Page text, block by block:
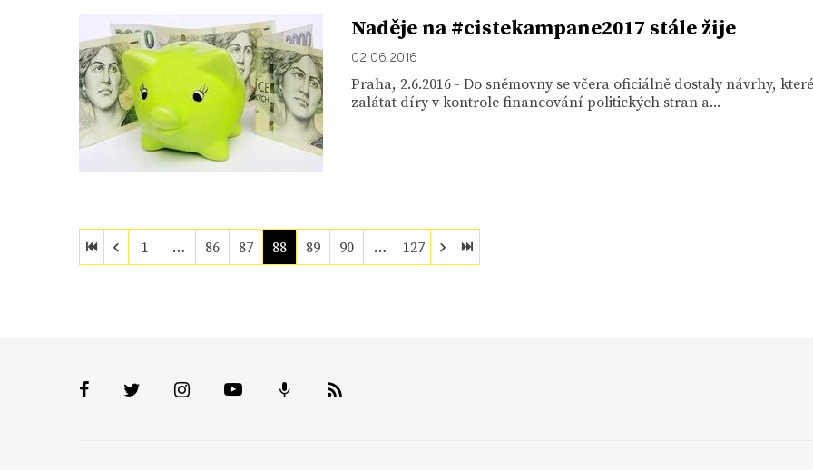
Naděje na #cistekampane2017 stále žije
02. 06. 2016
Praha, 2.6.2016 - Do sněmovny se včera oficiálně dostaly návrhy,
zalátat díry v kontrole financování politických stran a...
1 … 86 87 88 89 90 … 127